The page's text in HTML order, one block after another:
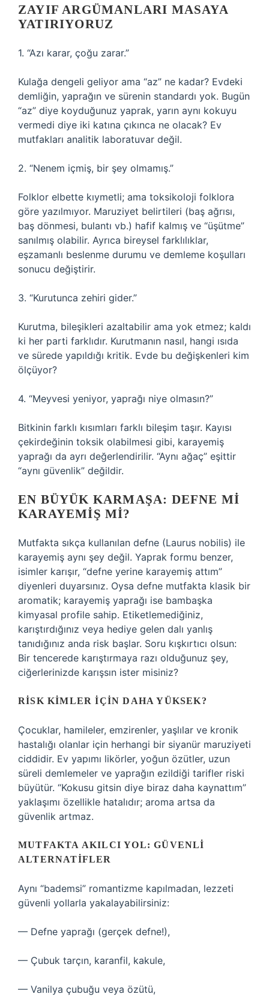
ZAYIF ARGÜMANLARI MASAYA
YATIRIYORUZ
1. “Azı karar, çoğu zarar.”
Kulağa dengeli geliyor ama “az” ne kadar? Evdeki
demliğin, yaprağın ve sürenin standardı yok. Bugün
“az” diye koyduğunuz yaprak, yarın aynı kokuyu
vermedi diye iki katına çıkınca ne olacak? Ev
mutfakları analitik laboratuvar değil.
2. “Nenem içmiş, bir şey olmamış.”
Folklor elbette kıymetli; ama toksikoloji folklora
göre yazılmıyor. Maruziyet belirtileri (baş ağrısı,
baş dönmesi, bulantı vb.) hafif kalmış ve “üşütme”
sanılmış olabilir. Ayrıca bireysel farklılıklar,
eşzamanlı beslenme durumu ve demleme koşulları
sonucu değiştirir.
3. “Kurutunca zehiri gider.”
Kurutma, bileşikleri azaltabilir ama yok etmez; kaldı
ki her parti farklıdır. Kurutmanın nasıl, hangi ısıda
ve sürede yapıldığı kritik. Evde bu değişkenleri kim
ölçüyor?
4. “Meyvesi yeniyor, yaprağı niye olmasın?”
Bitkinin farklı kısımları farklı bileşim taşır. Kayısı
çekirdeğinin toksik olabilmesi gibi, karayemiş
yaprağı da ayrı değerlendirilir. “Aynı ağaç” eşittir
“aynı güvenlik” değildir.
EN BÜYÜK KARMAŞA: DEFNE MI
KARAYEMIŞ MI?
Mutfakta sıkça kullanılan defne (Laurus nobilis) ile
karayemiş aynı şey değil. Yaprak formu benzer,
isimler karışır, “defne yerine karayemiş attım”
diyenleri duyarsınız. Oysa defne mutfakta klasik bir
aromatik; karayemiş yaprağı ise bambaşka
kimyasal profile sahip. Etiketlemediğiniz,
karıştırdığınız veya hediye gelen dalı yanlış
tanıdığınız anda risk başlar. Soru kışkırtıcı olsun:
Bir tencerede karıştırmaya razı olduğunuz şey,
ciğerlerinizde karışsın ister misiniz?
RISK KIMLER İÇIN DAHA YÜKSEK?
Çocuklar, hamileler, emzirenler, yaşlılar ve kronik
hastalığı olanlar için herhangi bir siyanür maruziyeti
ciddidir. Ev yapımı likörler, yoğun özütler, uzun
süreli demlemeler ve yaprağın ezildiği tarifler riski
büyütür. “Kokusu gitsin diye biraz daha kaynattım”
yaklaşımı özellikle hatalıdır; aroma artsa da
güvenlik artmaz.
MUTFAKTA AKILCI YOL: GÜVENLI
ALTERNATIFLER
Aynı “bademsi” romantizme kapılmadan, lezzeti
güvenli yollarla yakalayabilirsiniz:
— Defne yaprağı (gerçek defne!),
— Çubuk tarçın, karanfil, kakule,
— Vanilya çubuğu veya özütü,